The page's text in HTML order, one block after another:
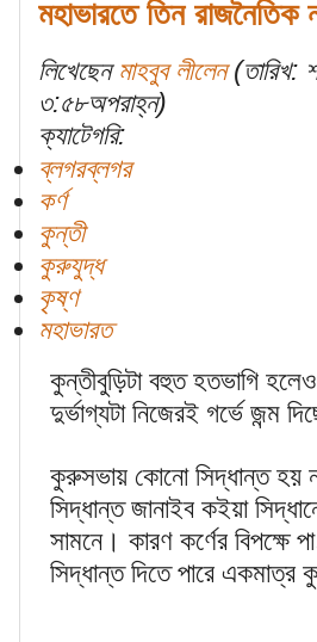
মহাভারতে তিন
লিখেছেন মাহবুব লীলেন(তারিখ:
৩:৫৮অপরাহ্ন)
ক্যাটেগরি:
ব্লগরব্লগর
কর্ণ
কুন্তী
কুরুযুদ্ধ
কৃষ্ণ
মহাভারত
কুন্তীবুড়িটা বহুত হতভাগি
দুর্ভাগ্যটা নিজেরই গর্ভে জন্ম
কুরুসভায় কোনো সিদ্ধান্ত হয়
সিদ্ধান্ত জানাইব কইয়া
সামনে। কারণ কর্ণের বিপক্ষে
সিদ্ধান্ত দিতে পারে একমাত্র